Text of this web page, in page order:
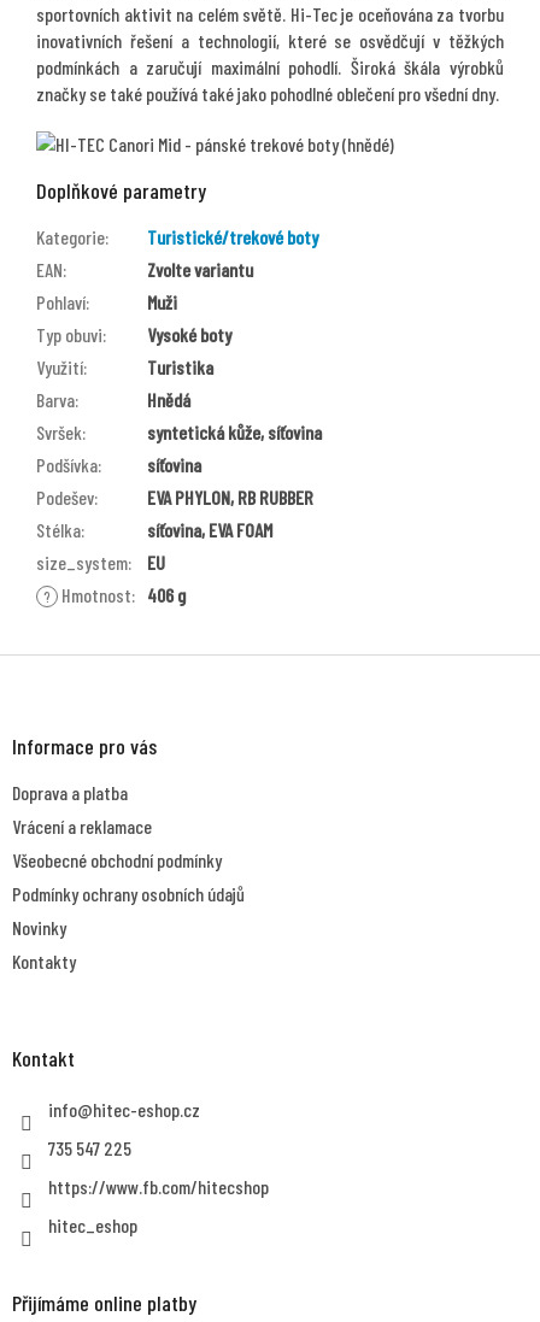
sportovních aktivit na celém světě. Hi-Tec je oceňována za tvorbu
inovativních řešení a technologií, které se osvědčují v těžkých
podmínkách a zaručují maximální pohodlí. Široká škála výrobků
značky se také používá také jako pohodlné oblečení pro všední dny.
Doplňkové parametry
Kategorie:
Turistické/trekové boty
EAN:
Zvolte variantu
Pohlaví:
Muži
Typ obuvi:
Vysoké boty
Využití:
Turistika
Barva:
Hnědá
Svršek:
syntetická kůže, síťovina
Podšívka:
síťovina
Podešev:
EVA PHYLON, RB RUBBER
Stélka:
síťovina, EVA FOAM
size_system: EU
? Hmotnost: 406 g
Informace pro vás
Doprava a platba
Vrácení a reklamace
Všeobecné obchodní podmínky
Podmínky ochrany osobních údajů
Novinky
Kontakty
Kontakt
info@hitec-eshop.cz
735 547 225
https://www.fb.com/hitecshop
hitec_eshop
Přijímáme online platby